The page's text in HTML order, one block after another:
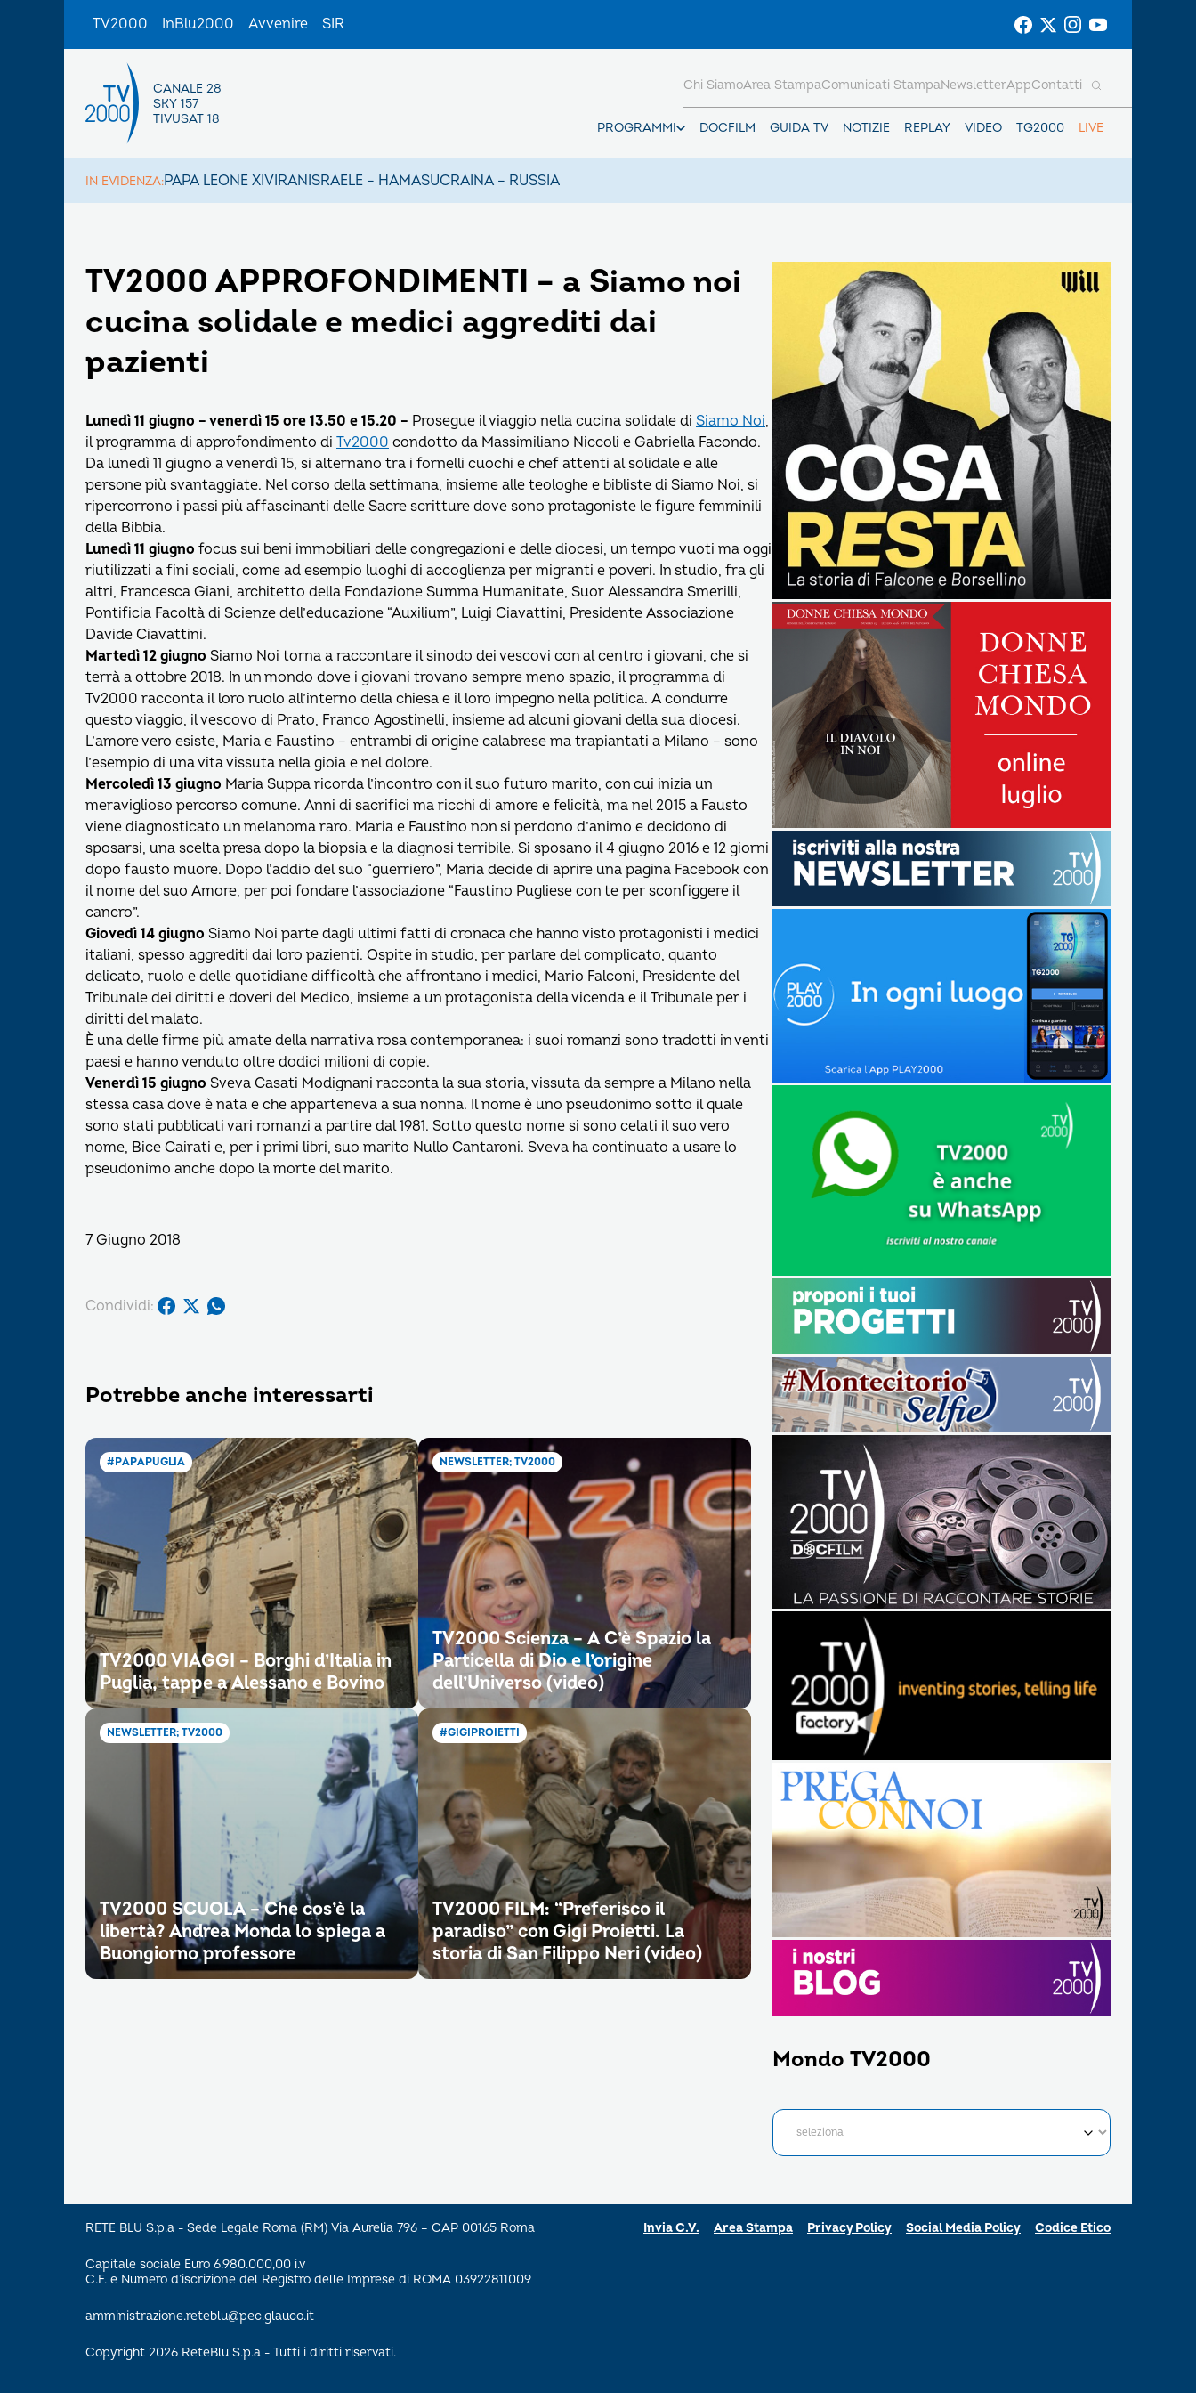
TV2000 InBlu2000 Avvenire SIR
CANALE 28
SKY 157
TIVUSAT 18
PROGRAMMI DOCFILM GUIDA TV NOTIZIE REPLAY VIDEO TG2000 LIVE
Chi SiamoArea StampaComunicati StampaNewsletterAppContatti
IN EVIDENZA:PAPA LEONE XIVIRANISRAELE – HAMASUCRAINA – RUSSIA
TV2000 APPROFONDIMENTI – a Siamo noi
cucina solidale e medici aggrediti dai
pazienti
Lunedì 11 giugno – venerdì 15 ore 13.50 e 15.20 – Prosegue il viaggio nella cucina solidale di Siamo Noi,
il programma di approfondimento di Tv2000 condotto da Massimiliano Niccoli e Gabriella Facondo.
Da lunedì 11 giugno a venerdì 15, si alternano tra i fornelli cuochi e chef attenti al solidale e alle
persone più svantaggiate. Nel corso della settimana, insieme alle teologhe e bibliste di Siamo Noi, si
ripercorrono i passi più affascinanti delle Sacre scritture dove sono protagoniste le figure femminili
della Bibbia.
Lunedì 11 giugno focus sui beni immobiliari delle congregazioni e delle diocesi, un tempo vuoti ma oggi
riutilizzati a fini sociali, come ad esempio luoghi di accoglienza per migranti e poveri. In studio, fra gli
altri, Francesca Giani, architetto della Fondazione Summa Humanitate, Suor Alessandra Smerilli,
Pontificia Facoltà di Scienze dell’educazione “Auxilium”, Luigi Ciavattini, Presidente Associazione
Davide Ciavattini.
Martedì 12 giugno Siamo Noi torna a raccontare il sinodo dei vescovi con al centro i giovani, che si
terrà a ottobre 2018. In un mondo dove i giovani trovano sempre meno spazio, il programma di
Tv2000 racconta il loro ruolo all’interno della chiesa e il loro impegno nella politica. A condurre
questo viaggio, il vescovo di Prato, Franco Agostinelli, insieme ad alcuni giovani della sua diocesi.
L’amore vero esiste, Maria e Faustino – entrambi di origine calabrese ma trapiantati a Milano – sono
l’esempio di una vita vissuta nella gioia e nel dolore.
Mercoledì 13 giugno Maria Suppa ricorda l’incontro con il suo futuro marito, con cui inizia un
meraviglioso percorso comune. Anni di sacrifici ma ricchi di amore e felicità, ma nel 2015 a Fausto
viene diagnosticato un melanoma raro. Maria e Faustino non si perdono d’animo e decidono di
sposarsi, una scelta presa dopo la biopsia e la diagnosi terribile. Si sposano il 4 giugno 2016 e 12 giorni
dopo fausto muore. Dopo l’addio del suo “guerriero”, Maria decide di aprire una pagina Facebook con
il nome del suo Amore, per poi fondare l’associazione “Faustino Pugliese con te per sconfiggere il
cancro”.
Giovedì 14 giugno Siamo Noi parte dagli ultimi fatti di cronaca che hanno visto protagonisti i medici
italiani, spesso aggrediti dai loro pazienti. Ospite in studio, per parlare del complicato, quanto
delicato, ruolo e delle quotidiane difficoltà che affrontano i medici, Mario Falconi, Presidente del
Tribunale dei diritti e doveri del Medico, insieme a un protagonista della vicenda e il Tribunale per i
diritti del malato.
È una delle firme più amate della narrativa rosa contemporanea: i suoi romanzi sono tradotti in venti
paesi e hanno venduto oltre dodici milioni di copie.
Venerdì 15 giugno Sveva Casati Modignani racconta la sua storia, vissuta da sempre a Milano nella
stessa casa dove è nata e che apparteneva a sua nonna. Il nome è uno pseudonimo sotto il quale
sono stati pubblicati vari romanzi a partire dal 1981. Sotto questo nome si sono celati il suo vero
nome, Bice Cairati e, per i primi libri, suo marito Nullo Cantaroni. Sveva ha continuato a usare lo
pseudonimo anche dopo la morte del marito.
7 Giugno 2018
Condividi:
Potrebbe anche interessarti
#PAPAPUGLIA
TV2000 VIAGGI – Borghi d’Italia in
Puglia, tappe a Alessano e Bovino
NEWSLETTER; TV2000
TV2000 Scienza – A C’è Spazio la
Particella di Dio e l’origine
dell’Universo (video)
NEWSLETTER; TV2000
TV2000 SCUOLA – Che cos’è la
libertà? Andrea Monda lo spiega a
Buongiorno professore
#GIGIPROIETTI
TV2000 FILM: “Preferisco il
paradiso” con Gigi Proietti. La
storia di San Filippo Neri (video)
Mondo TV2000
RETE BLU S.p.a - Sede Legale Roma (RM) Via Aurelia 796 – CAP 00165 Roma
Capitale sociale Euro 6.980.000,00 i.v
C.F. e Numero d’iscrizione del Registro delle Imprese di ROMA 03922811009
amministrazione.reteblu@pec.glauco.it
Copyright 2026 ReteBlu S.p.a - Tutti i diritti riservati.
Invia C.V. Area Stampa Privacy Policy Social Media Policy Codice Etico